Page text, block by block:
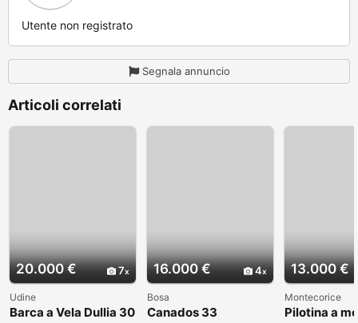
Utente non registrato
Segnala annuncio
Articoli correlati
20.000 € 7
Udine
Barca a Vela Dullia 30
16.000 € 4
Bosa
Canados 33
13.000 €
Montecorice
Pilotina a